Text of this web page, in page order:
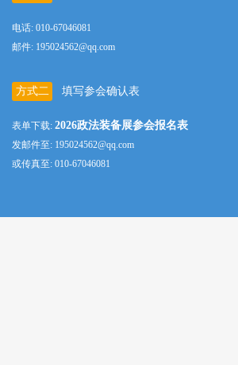
电话: 010-67046081
邮件: 195024562@qq.com
方式二 填写参会确认表
表单下载: 2026政法装备展参会报名表
发邮件至: 195024562@qq.com
或传真至: 010-67046081